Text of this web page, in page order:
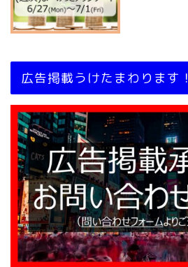
広告掲載うけたまわります！